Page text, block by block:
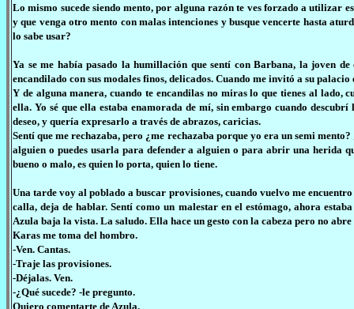
Lo mismo sucede siendo mento, por alguna razón te ves forzado a utilizar
y que venga otro mento con malas intenciones y busque vencerte hasta
lo sabe usar?
Ya se me había pasado la humillación que sentí con Barbana, la joven
encandilado con sus modales finos, delicados. Cuando me invitó a su
Y de alguna manera, cuando te encandilas no miras lo que tienes al lado,
ella. Yo sé que ella estaba enamorada de mí, sin embargo cuando
deseo, y quería expresarlo a través de abrazos, caricias.
Sentí que me rechazaba, pero ¿me rechazaba porque yo era un semi
alguien o puedes usarla para defender a alguien o para abrir una herida
bueno o malo, es quien lo porta, quien lo tiene.
Una tarde voy al poblado a buscar provisiones, cuando vuelvo me
calla, deja de hablar. Sentí como un malestar en el estómago, ahora
Azula baja la vista. La saludo. Ella hace un gesto con la cabeza pero no abre
Karas me toma del hombro.
-Ven. Cantas.
-Traje las provisiones.
-Déjalas. Ven.
-¿Qué sucede? -le pregunto.
Quiero comentarte de Azula.